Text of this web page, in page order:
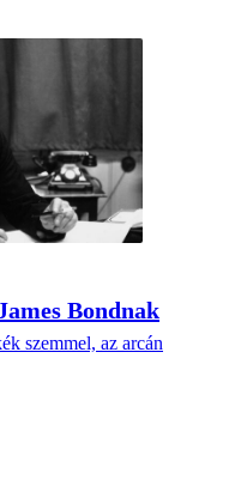
Bondnak
szemmel, az arcán